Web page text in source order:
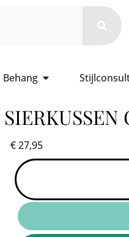
Behang
SIERKUSSEN
€27,95